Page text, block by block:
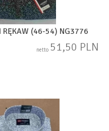
RĘKAW (46-54) NG3776
netto 51,50 PLN